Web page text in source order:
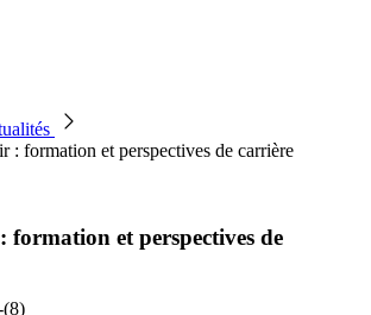
: formation et perspectives de carrière
formation et perspectives de